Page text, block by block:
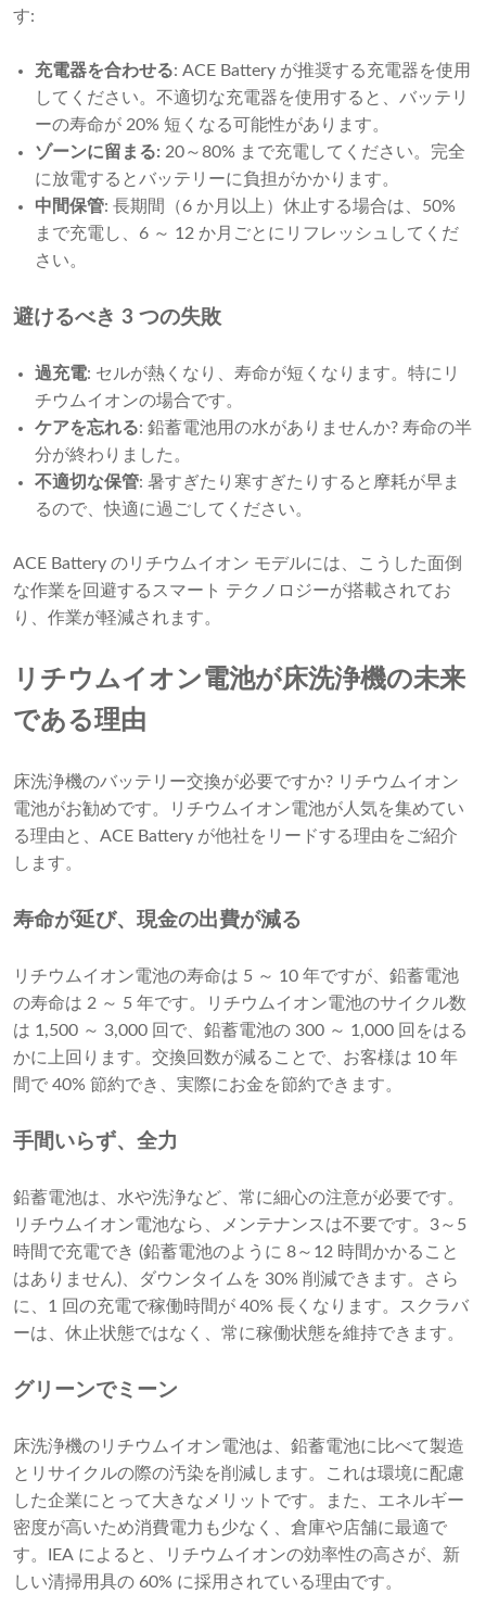
す:
充電器を合わせる: ACE Battery が推奨する充電器を使用
してください。不適切な充電器を使用すると、バッテリ
ーの寿命が 20% 短くなる可能性があります。
ゾーンに留まる: 20～80% まで充電してください。完全
に放電するとバッテリーに負担がかかります。
中間保管: 長期間（6 か月以上）休止する場合は、50%
まで充電し、6 ～ 12 か月ごとにリフレッシュしてくだ
さい。
避けるべき 3 つの失敗
過充電: セルが熱くなり、寿命が短くなります。特にリ
チウムイオンの場合です。
ケアを忘れる: 鉛蓄電池用の水がありませんか? 寿命の半
分が終わりました。
不適切な保管: 暑すぎたり寒すぎたりすると摩耗が早ま
るので、快適に過ごしてください。
ACE Battery のリチウムイオン モデルには、こうした面倒
な作業を回避するスマート テクノロジーが搭載されてお
り、作業が軽減されます。
リチウムイオン電池が床洗浄機の未来
である理由
床洗浄機のバッテリー交換が必要ですか? リチウムイオン
電池がお勧めです。リチウムイオン電池が人気を集めてい
る理由と、ACE Battery が他社をリードする理由をご紹介
します。
寿命が延び、現金の出費が減る
リチウムイオン電池の寿命は 5 ～ 10 年ですが、鉛蓄電池
の寿命は 2 ～ 5 年です。リチウムイオン電池のサイクル数
は 1,500 ～ 3,000 回で、鉛蓄電池の 300 ～ 1,000 回をはる
かに上回ります。交換回数が減ることで、お客様は 10 年
間で 40% 節約でき、実際にお金を節約できます。
手間いらず、全力
鉛蓄電池は、水や洗浄など、常に細心の注意が必要です。
リチウムイオン電池なら、メンテナンスは不要です。3～5
時間で充電でき (鉛蓄電池のように 8～12 時間かかること
はありません)、ダウンタイムを 30% 削減できます。さら
に、1 回の充電で稼働時間が 40% 長くなります。スクラバ
ーは、休止状態ではなく、常に稼働状態を維持できます。
グリーンでミーン
床洗浄機のリチウムイオン電池は、鉛蓄電池に比べて製造
とリサイクルの際の汚染を削減します。これは環境に配慮
した企業にとって大きなメリットです。また、エネルギー
密度が高いため消費電力も少なく、倉庫や店舗に最適で
す。IEA によると、リチウムイオンの効率性の高さが、新
しい清掃用具の 60% に採用されている理由です。